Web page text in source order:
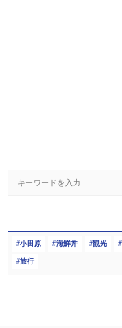
小田原 海鮮丼 観光
旅行